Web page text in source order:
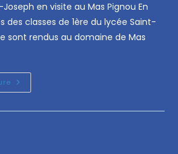
en visite au Mas Pignou En
des classes de 1ère du lycée Saint-
sont rendus au domaine de Mas